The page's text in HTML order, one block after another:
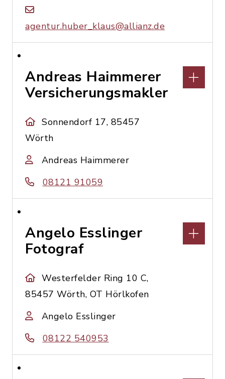
agentur.huber_klaus@allianz.de
Andreas Haimmerer
Versicherungsmakler
Sonnendorf 17, 85457
Wörth
Andreas Haimmerer
08121 91059
Angelo Esslinger
Fotograf
Westerfelder Ring 10 C,
85457 Wörth, OT Hörlkofen
Angelo Esslinger
08122 540953